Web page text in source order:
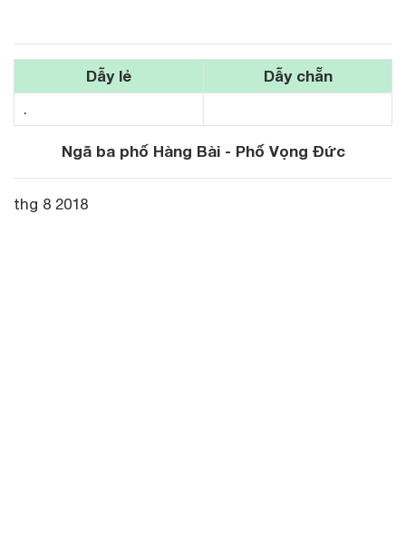
Dẫy lẻ Dẫy chẵn
.
Ngã ba phố Hàng Bài - Phố Vọng Đức
thg 8 2018